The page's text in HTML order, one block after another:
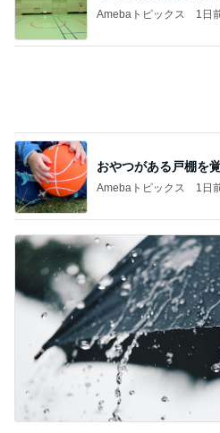
Amebaトピックス 1日
おやつがある戸棚を
Amebaトピックス 1日